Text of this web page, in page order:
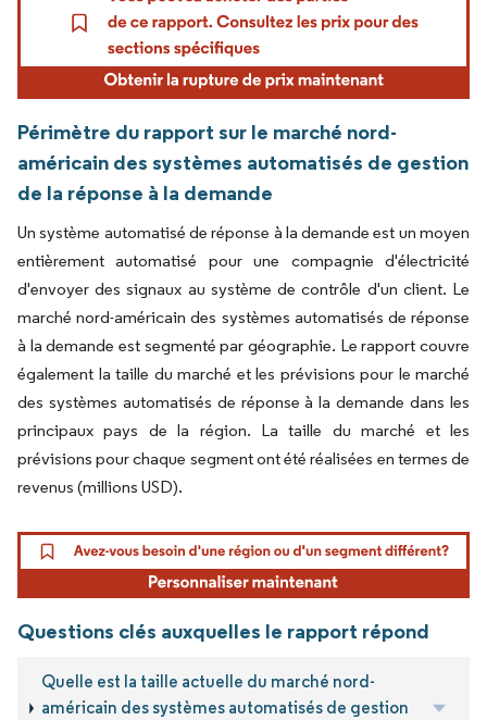
Périmètre du rapport sur le marché nord-
américain des systèmes automatisés de gestion
de la réponse à la demande
Un système automatisé de réponse à la demande est un moyen
entièrement automatisé pour une compagnie d'électricité
d'envoyer des signaux au système de contrôle d'un client. Le
marché nord-américain des systèmes automatisés de réponse
à la demande est segmenté par géographie. Le rapport couvre
également la taille du marché et les prévisions pour le marché
des systèmes automatisés de réponse à la demande dans les
principaux pays de la région. La taille du marché et les
prévisions pour chaque segment ont été réalisées en termes de
revenus (millions USD).
Questions clés auxquelles le rapport répond
Quelle est la taille actuelle du marché nord-
américain des systèmes automatisés de gestion